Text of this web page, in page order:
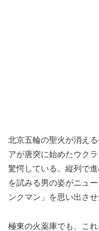
北京五輪の聖火が消える
アが唐突に始めたウク
驚愕している。縦列で
を試みる男の姿がニュ
ンクマン」を思い出させ
極東の火薬庫でも、こ